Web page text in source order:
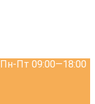
Пн-Пт 09:00—18:00